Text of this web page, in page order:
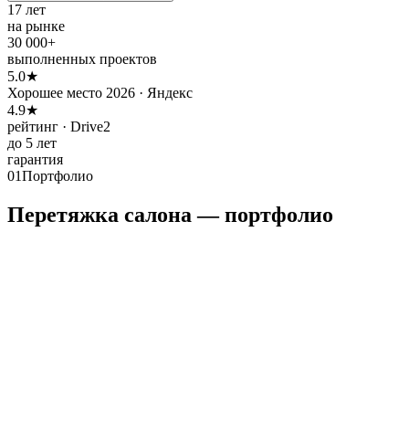
17 лет
на рынке
30 000+
выполненных проектов
5.0★
Хорошее место 2026 · Яндекс
4.9★
рейтинг · Drive2
до 5 лет
гарантия
01Портфолио
Перетяжка салона — портфолио